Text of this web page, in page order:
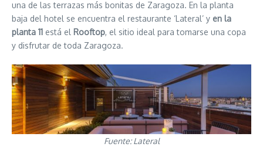
una de las terrazas más bonitas de Zaragoza. En la planta
baja del hotel se encuentra el restaurante ‘Lateral’ y en la
planta 11 está el Rooftop, el sitio ideal para tomarse una copa
y disfrutar de toda Zaragoza.
Fuente: Lateral